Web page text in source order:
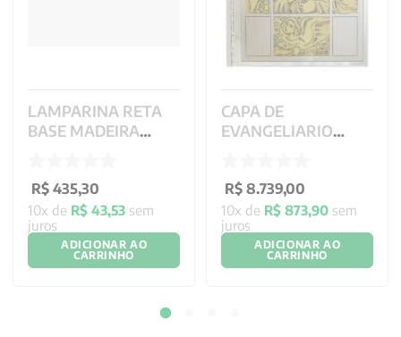
LAMPARINA RETA
BASE MADEIRA
R$ 435,30
10x de R$ 43,53 sem
juros
ADICIONAR AO
CARRINHO
CAPA DE
EVANGELIARIO
R$ 8.739,00
10x de R$ 873,90 sem
juros
ADICIONAR AO
CARRINHO